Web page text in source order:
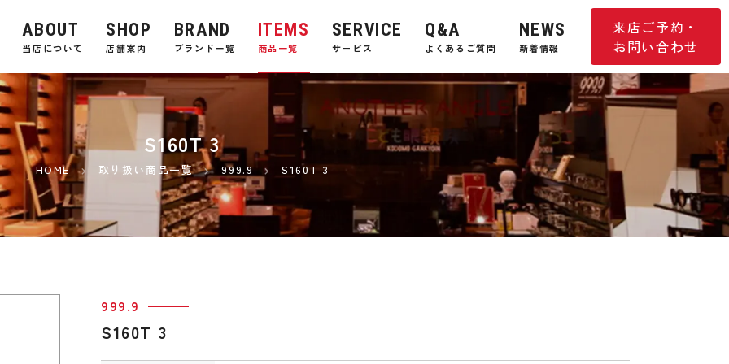
来店ご予約・
お問い合わせ
ABOUT
当店について
SHOP
店舗案内
BRAND
ブランド一覧
ITEMS
商品一覧
SERVICE
サービス
Q&A
よくあるご質問
NEWS
新着情報
S160T 3
HOME 取り扱い商品一覧 999.9 S160T 3
999.9
S160T 3